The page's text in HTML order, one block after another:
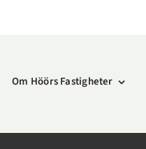
Om Höörs Fastigheter